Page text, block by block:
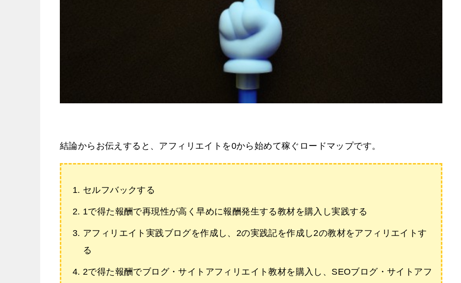
結論からお伝えすると、アフィリエイトを0から始めて稼ぐロードマップです。
セルフバックする
1で得た報酬で再現性が高く早めに報酬発生する教材を購入し実践する
アフィリエイト実践ブログを作成し、2の実践記を作成し2の教材をアフィリエイトす
る
2で得た報酬でブログ・サイトアフィリエイト教材を購入し、SEOブログ・サイトアフ